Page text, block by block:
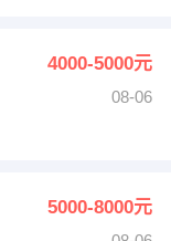
4000-5000元
08-06
5000-8000元